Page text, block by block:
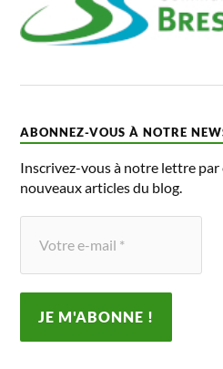
ABONNEZ-VOUS À NOTRE
Inscrivez-vous à notre lettre
nouveaux articles du blog.